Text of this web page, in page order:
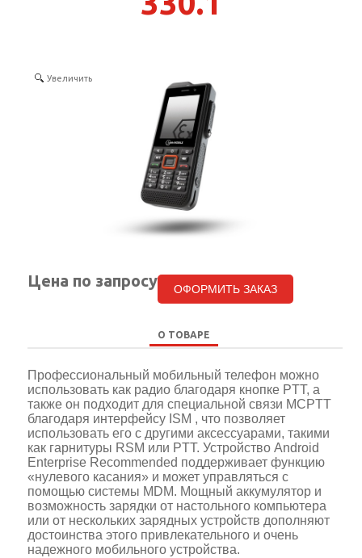
КОНТАКТЫ
Увеличить
Цена по запросу ОФОРМИТЬ ЗАКАЗ
О ТОВАРЕ
Профессиональный мобильный телефон можно
использовать как радио благодаря кнопке PTT, а
также он подходит для специальной связи MCPTT
благодаря интерфейсу ISM , что позволяет
использовать его с другими аксессуарами, такими
как гарнитуры RSM или PTT. Устройство Android
Enterprise Recommended поддерживает функцию
«нулевого касания» и может управляться с
помощью системы MDM. Мощный аккумулятор и
возможность зарядки от настольного компьютера
или от нескольких зарядных устройств дополняют
достоинства этого привлекательного и очень
надежного мобильного устройства.